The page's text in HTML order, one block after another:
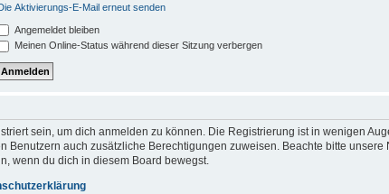
Aktivierungs-E-Mail erneut senden
Angemeldet bleiben
Meinen Online-Status während dieser Sitzung verbergen
sein, um dich anmelden zu können. Die Registrierung ist in wenigen
Benutzern auch zusätzliche Berechtigungen zuweisen. Beachte bitte
wenn du dich in diesem Board bewegst.